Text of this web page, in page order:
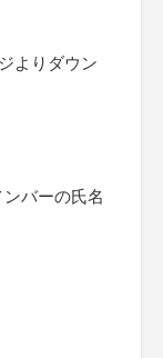
よりダウン
バーの氏名